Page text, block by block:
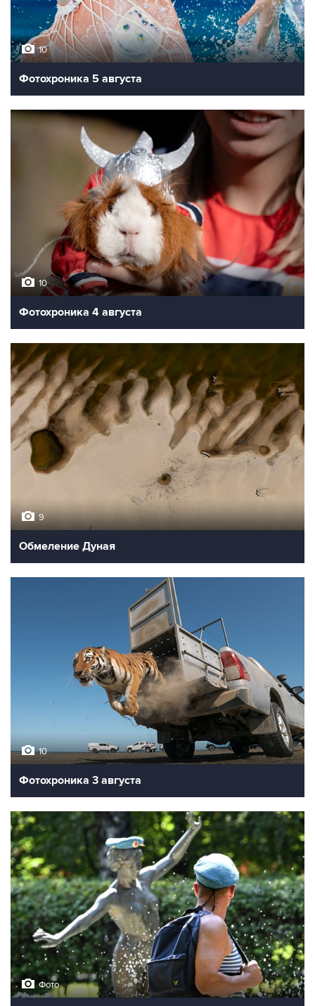
10
Фотохроника 5 августа
10
Фотохроника 4 августа
9
Обмеление Дуная
10
Фотохроника 3 августа
Фото